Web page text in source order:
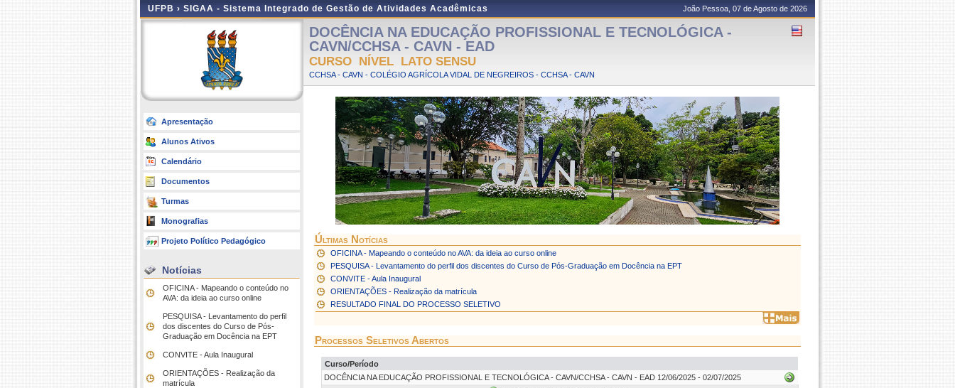
UFPB › SIGAA - Sistema Integrado de Gestão de Atividades Acadêmicas João Pessoa, 07 de Agosto de 2026
Apresentação
Alunos Ativos
Calendário
Documentos
Turmas
Monografias
Projeto Político Pedagógico
Notícias
OFICINA - Mapeando o conteúdo no
AVA: da ideia ao curso online
PESQUISA - Levantamento do perfil
dos discentes do Curso de Pós-
Graduação em Docência na EPT
CONVITE - Aula Inaugural
ORIENTAÇÕES - Realização da
matrícula
DOCÊNCIA NA EDUCAÇÃO PROFISSIONAL E TECNOLÓGICA -
CAVN/CCHSA - CAVN - EAD
CURSO NÍVEL LATO SENSU
CCHSA - CAVN - COLÉGIO AGRÍCOLA VIDAL DE NEGREIROS - CCHSA - CAVN
Últimas Notícias
OFICINA - Mapeando o conteúdo no AVA: da ideia ao curso online
PESQUISA - Levantamento do perfil dos discentes do Curso de Pós-Graduação em Docência na EPT
CONVITE - Aula Inaugural
ORIENTAÇÕES - Realização da matrícula
RESULTADO FINAL DO PROCESSO SELETIVO
Processos Seletivos Abertos
Curso/Período
DOCÊNCIA NA EDUCAÇÃO PROFISSIONAL E TECNOLÓGICA - CAVN/CCHSA - CAVN - EAD 12/06/2025 - 02/07/2025